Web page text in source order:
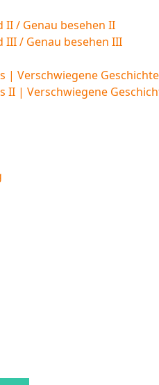
II / Genau besehen II
III / Genau besehen III
| Verschwiegene
II | Verschwiegene